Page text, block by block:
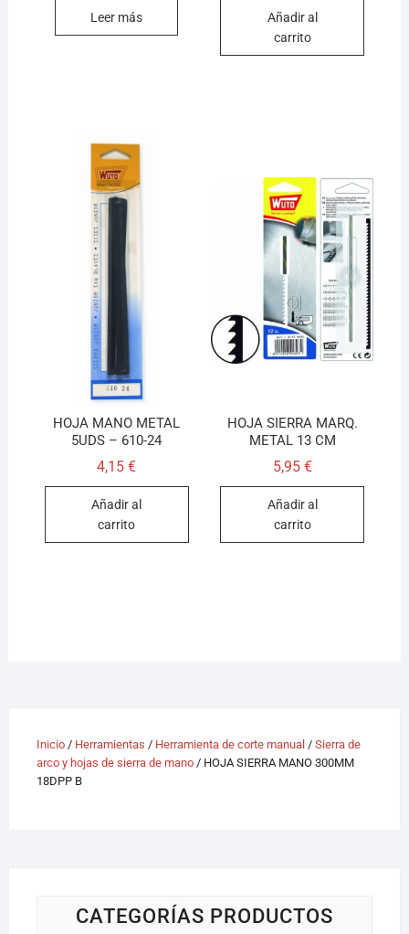
Leer más
Añadir al
carrito
HOJA MANO METAL
5UDS – 610-24
4,15€
Añadir al
carrito
HOJA SIERRA MARQ.
METAL 13 CM
5,95 €
Añadir al
carrito
Inicio/ Herramientas / Herramienta de corte manual/ Sierra de
arco y hojas de sierra de mano/ HOJA SIERRA MANO 300MM
18DPP B
CATEGORÍAS PRODUCTOS